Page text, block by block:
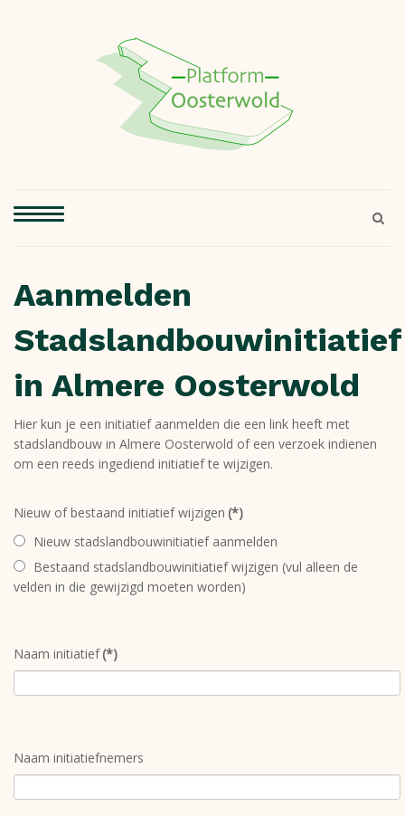
Aanmelden
Stadslandbouwinitiatief
in Almere Oosterwold
Hier kun je een initiatief aanmelden die een link heeft met
stadslandbouw in Almere Oosterwold of een verzoek indienen
om een reeds ingediend initiatief te wijzigen.
Nieuw of bestaand initiatief wijzigen (*)
Nieuw stadslandbouwinitiatief aanmelden
Bestaand stadslandbouwinitiatief wijzigen (vul alleen de
velden in die gewijzigd moeten worden)
Naam initiatief (*)
Naam initiatiefnemers